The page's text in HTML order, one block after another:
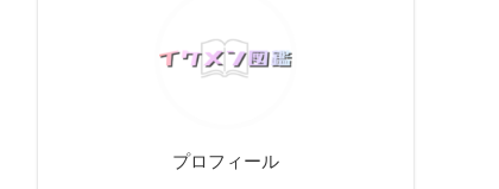
プロフィール